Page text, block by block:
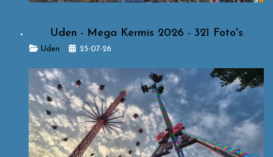
Uden - Mega Kermis 2026 - 321 Foto's
Details
Uden 25-07-26